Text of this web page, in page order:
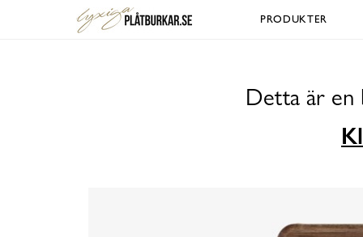
PRODUKTER
Detta är